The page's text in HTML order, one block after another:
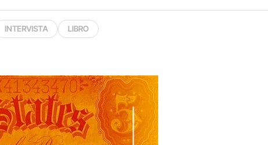
INTERVISTA LIBRO